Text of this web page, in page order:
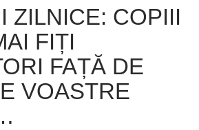
ZILNICE: COPIII
FIȚI
FAȚĂ DE
VOASTRE